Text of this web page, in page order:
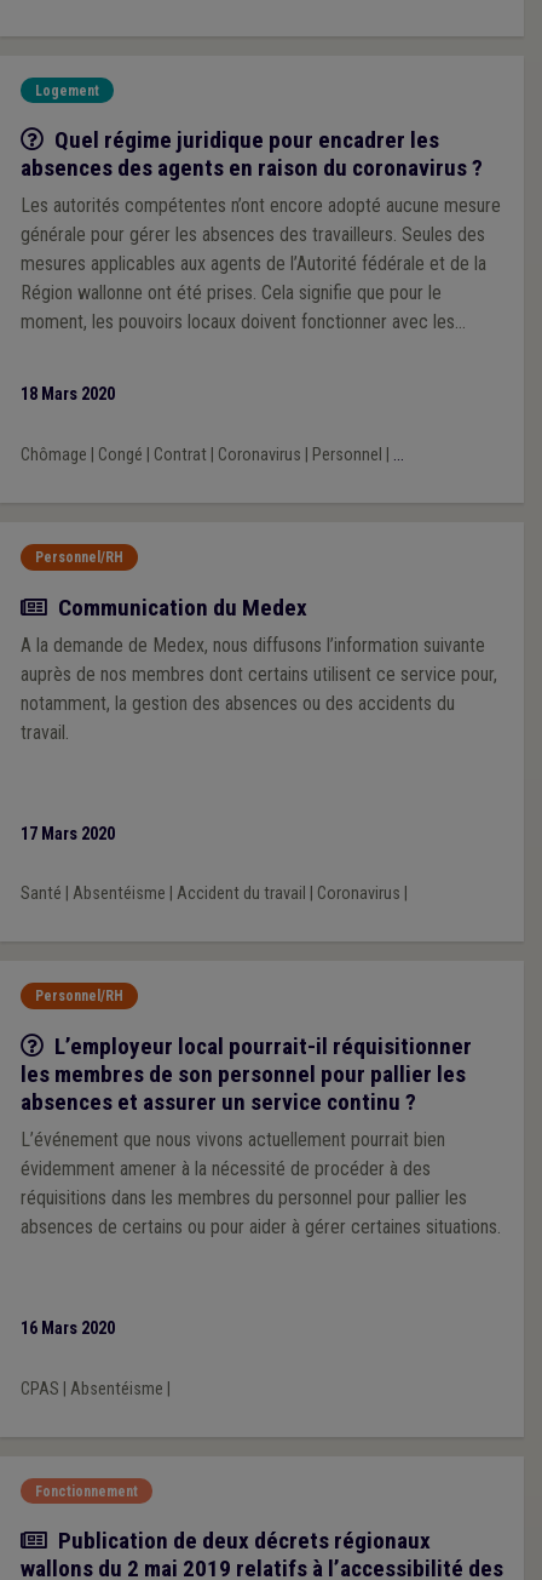
Logement
Q/R
Quel régime juridique pour encadrer les
absences des agents en raison du coronavirus ?
Les autorités compétentes n’ont encore adopté aucune mesure
générale pour gérer les absences des travailleurs. Seules des
mesures applicables aux agents de l’Autorité fédérale et de la
Région wallonne ont été prises. Cela signifie que pour le
moment, les pouvoirs locaux doivent fonctionner avec les
18 Mars 2020
Chômage Congé Contrat| Coronavirus Personnel ...
Personnel/RH
Actualité
Communication du Medex
A la demande de Medex, nous diffusons l’information suivante
auprès de nos membres dont certains utilisent ce service pour,
notamment, la gestion des absences ou des accidents du
travail.
17 Mars 2020
Santé Absentéisme Accident du travail Coronavirus
Personnel/RH
Q/R
L’employeur local pourrait-il réquisitionner
les membres de son personnel pour pallier les
absences et assurer un service continu ?
L’événement que nous vivons actuellement pourrait bien
évidemment amener à la nécessité de procéder à des
réquisitions dans les membres du personnel pour pallier les
absences de certains ou pour aider à gérer certaines situations.
16 Mars 2020
CPAS Absentéisme
Fonctionnement
Actualité
Publication de deux décrets régionaux
wallons du 2 mai 2019 relatifs à l’accessibilité des